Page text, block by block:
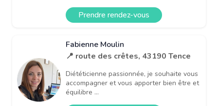
Prendre rendez-vous
Fabienne Moulin
📍 route des crêtes, 43190 Tence
Diététicienne passionnée, je souhaite vous
accompagner et vous apporter bien être et
équilibre ...